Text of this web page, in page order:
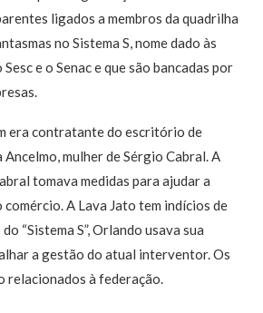
ligados a membros da quadrilha
no Sistema S, nome dado às
e o Senac e que são bancadas por
era contratante do escritório de
mulher de Sérgio Cabral. A
tomava medidas para ajudar a
comércio. A Lava Jato tem indícios de
“Sistema S”, Orlando usava sua
a gestão do atual interventor. Os
relacionados à federação.